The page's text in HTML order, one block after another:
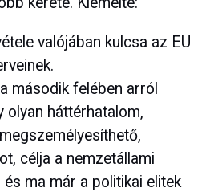
valójában kulcsa az EU
második felében arról
olyan háttérhatalom,
célja a nemzetállami
ma már a politikai elitek